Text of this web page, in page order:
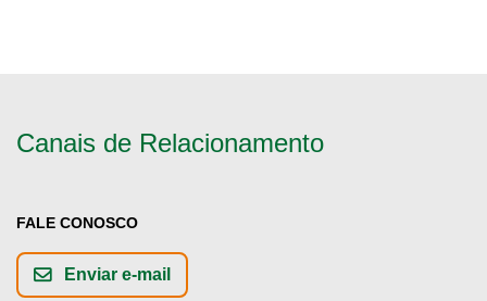
Canais de Relacionamento
FALE CONOSCO
Enviar e-mail